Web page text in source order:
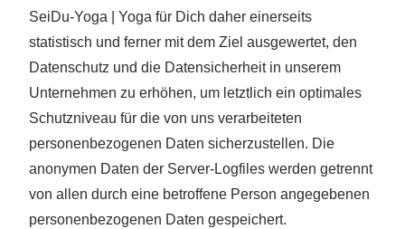
SeiDu-Yoga | Yoga für Dich daher einerseits
statistisch und ferner mit dem Ziel ausgewertet, den
Datenschutz und die Datensicherheit in unserem
Unternehmen zu erhöhen, um letztlich ein optimales
Schutzniveau für die von uns verarbeiteten
personenbezogenen Daten sicherzustellen. Die
anonymen Daten der Server-Logfiles werden getrennt
von allen durch eine betroffene Person angegebenen
personenbezogenen Daten gespeichert.